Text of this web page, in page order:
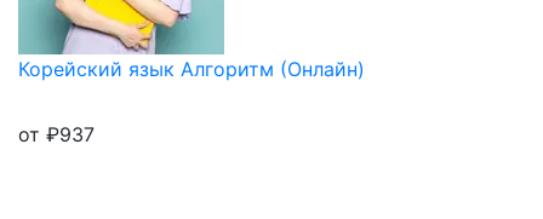
Корейский язык Алгоритм (Онлайн)
от ₽937